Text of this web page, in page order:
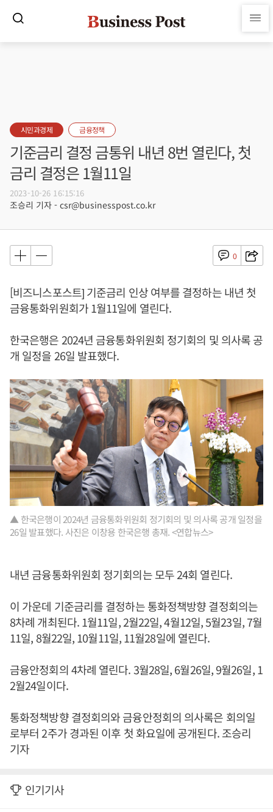
시민과경제 금융정책
기준금리 결정 금통위 내년 8번 열린다, 첫
금리 결정은 1월11일
2023-10-26 16:15:16
조승리 기자 - csr@businesspost.co.kr
0
[비즈니스포스트] 기준금리 인상 여부를 결정하는 내년 첫
금융통화위원회가 1월11일에 열린다.
한국은행은 2024년 금융통화위원회 정기회의 및 의사록 공
개 일정을 26일 발표했다.
▲ 한국은행이 2024년 금융통화위원회 정기회의 및 의사록 공개 일정을
26일 발표했다. 사진은 이창용 한국은행 총재. <연합뉴스>
내년 금융통화위원회 정기회의는 모두 24회 열린다.
이 가운데 기준금리를 결정하는 통화정책방향 결정회의는
8차례 개최된다. 1월11일, 2월22일, 4월12일, 5월23일, 7월
11일, 8월22일, 10월11일, 11월28일에 열린다.
금융안정회의 4차례 열린다. 3월28일, 6월26일, 9월26일, 1
2월24일이다.
통화정책방향 결정회의와 금융안정회의 의사록은 회의일
로부터 2주가 경과된 이후 첫 화요일에 공개된다. 조승리
기자
인기기사